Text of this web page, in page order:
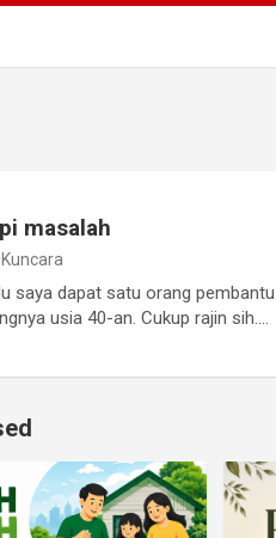
masalah
saya dapat satu orang pembantu
usia 40-an. Cukup rajin sih.…